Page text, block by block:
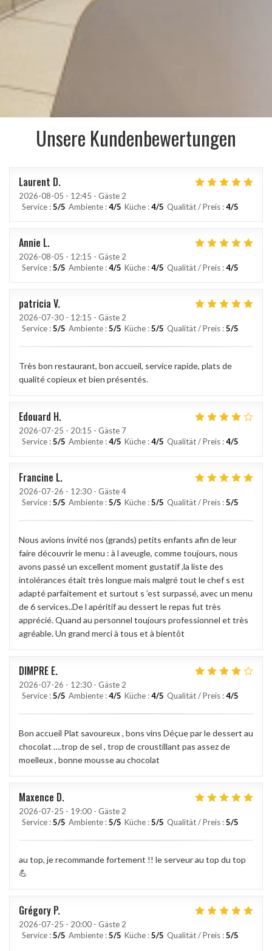
Unsere Kundenbewertungen
Laurent D
2026-08-05 - 12:45 - Gäste 2
Service :5/5 Ambiente :4/5 Küche :4/5 Qualität / Preis :4/5
Annie L
2026-08-05 - 12:15 - Gäste 2
Service :5/5 Ambiente :4/5 Küche :4/5 Qualität / Preis :4/5
patricia V
2026-07-30 - 12:15 - Gäste 2
Service :5/5 Ambiente :5/5 Küche :5/5 Qualität / Preis :5/5
Très bon restaurant, bon accueil, service rapide, plats de
qualité copieux et bien présentés.
Edouard H
2026-07-25 - 20:15 - Gäste 7
Service :5/5 Ambiente :4/5 Küche :4/5 Qualität / Preis :4/5
Francine L
2026-07-26 - 12:30 - Gäste 4
Service :5/5 Ambiente :5/5 Küche :5/5 Qualität / Preis :5/5
Nous avions invité nos (grands) petits enfants afin de leur
faire découvrir le menu : à l aveugle, comme toujours, nous
avons passé un excellent moment gustatif ,la liste des
intolérances était très longue mais malgré tout le chef s est
adapté parfaitement et surtout s ’est surpassé, avec un menu
de 6 services..De l apéritif au dessert le repas fut très
apprécié. Quand au personnel toujours professionnel et très
agréable. Un grand merci à tous et à bientôt
DIMPRE E
2026-07-26 - 12:30 - Gäste 2
Service :5/5 Ambiente :4/5 Küche :4/5 Qualität / Preis :4/5
Bon accueil Plat savoureux , bons vins Déçue par le dessert au
chocolat ….trop de sel , trop de croustillant pas assez de
moelleux , bonne mousse au chocolat
Maxence D
2026-07-25 - 19:00 - Gäste 2
Service :5/5 Ambiente :5/5 Küche :5/5 Qualität / Preis :5/5
au top, je recommande fortement !! le serveur au top du top
💪
Grégory P
2026-07-25 - 20:00 - Gäste 2
Service :5/5 Ambiente :5/5 Küche :5/5 Qualität / Preis :5/5